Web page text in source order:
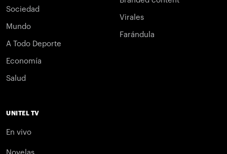
Sociedad
Mundo
A Todo Deporte
Economía
Salud
Virales
Farándula
UNITEL TV
En vivo